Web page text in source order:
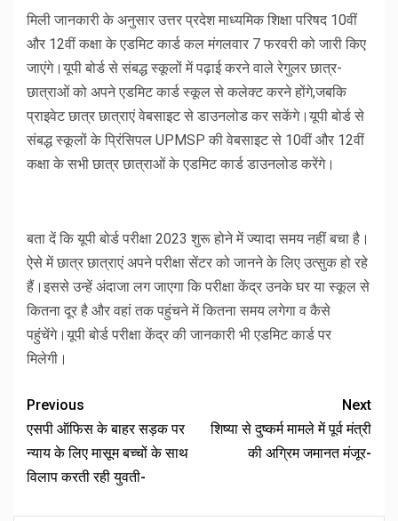
मिली जानकारी के अनुसार उत्तर प्रदेश माध्यमिक शिक्षा परिषद 10वीं
और 12वीं कक्षा के एडमिट कार्ड कल मंगलवार 7 फरवरी को जारी किए
जाएंगे।यूपी बोर्ड से संबद्ध स्कूलों में पढ़ाई करने वाले रेगुलर छात्र-
छात्राओं को अपने एडमिट कार्ड स्कूल से कलेक्ट करने होंगे,जबकि
प्राइवेट छात्र छात्राएं वेबसाइट से डाउनलोड कर सकेंगे।यूपी बोर्ड से
संबद्ध स्कूलों के प्रिंसिपल UPMSP की वेबसाइट से 10वीं और 12वीं
कक्षा के सभी छात्र छात्राओं के एडमिट कार्ड डाउनलोड करेंगे।
बता दें कि यूपी बोर्ड परीक्षा 2023 शुरू होने में ज्यादा समय नहीं बचा है।
ऐसे में छात्र छात्राएं अपने परीक्षा सेंटर को जानने के लिए उत्सुक हो रहे
हैं।इससे उन्हें अंदाजा लग जाएगा कि परीक्षा केंद्र उनके घर या स्कूल से
कितना दूर है और वहां तक पहुंचने में कितना समय लगेगा व कैसे
पहुंचेंगे।यूपी बोर्ड परीक्षा केंद्र की जानकारी भी एडमिट कार्ड पर
मिलेगी।
Previous
एसपी ऑफिस के बाहर सड़क पर
न्याय के लिए मासूम बच्चों के साथ
विलाप करती रही युवती-
Next
शिष्या से दुष्कर्म मामले में पूर्व मंत्री
की अग्रिम जमानत मंजूर-